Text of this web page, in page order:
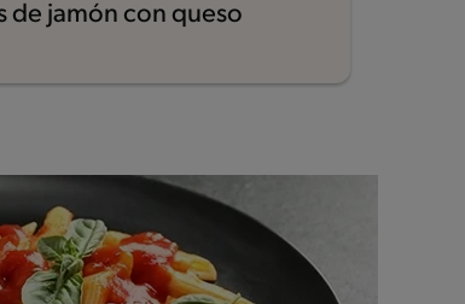
de jamón con queso